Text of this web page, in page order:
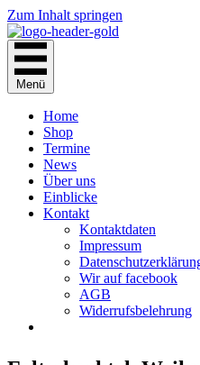
Zum Inhalt springen
Menü
Home
Shop
Termine
News
Über uns
Einblicke
Kontakt
Kontaktdaten
Impressum
Wir auf facebook
AGB
Widerrufsbelehrung